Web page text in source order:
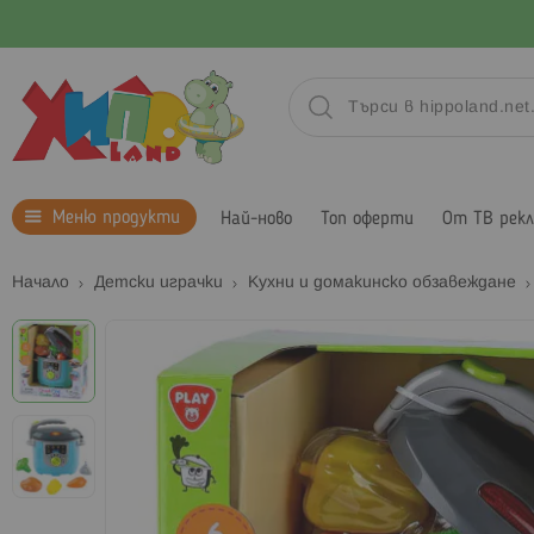
Меню продукти Най-ново Топ оферти От ТВ
Начало Детски играчки Кухни и домакинско обзавеждане
Преминете
към
края
на
галерията
на
изображенията